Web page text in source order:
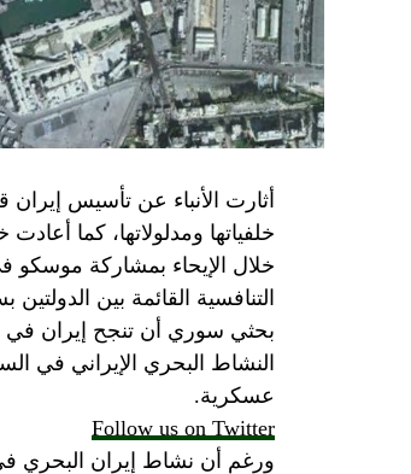
الجدية تقتضي أن يجري
الأمن الإسرائيلي يقول أنه
SkyNewsArabia
أثارت الأنباء عن تأسيس
خلفياتها ومدلولاتها، كما
خلال الإيحاء بمشاركة موسكو
التنافسية القائمة بين
بحثي سوري أن تنجح إيران في
النشاط البحري الإيراني في
عسكرية.
Follow us on Twitter
ورغم أن نشاط إيران البحري